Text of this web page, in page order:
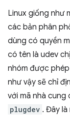
Linux giống như
các bản phân
dùng có quyền
có tên là udev
nhóm được
như vậy sẽ chỉ
với mã nhà cung
plugdev . Đây